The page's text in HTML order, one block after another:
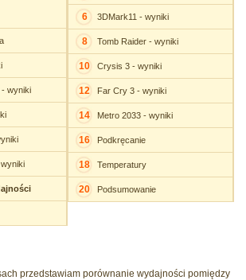
- wyniki
6 3DMark11 - wyniki
8 Tomb Raider - wyniki
10 Crysis 3 - wyniki
12 Far Cry 3 - wyniki
14 Metro 2033 - wyniki
16 Podkręcanie
18 Temperatury
20 Podsumowanie
przedstawiam porównanie wydajności pomiędzy